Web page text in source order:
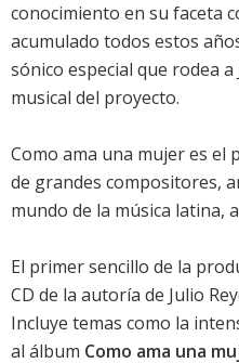
conocimiento en su faceta
acumulado todos estos
sónico especial que rodea
musical del proyecto.
Como ama una mujer es el
de grandes compositores,
mundo de la música latina,
El primer sencillo de la
CD de la autoría de Julio
Incluye temas como la
al álbum Como ama una